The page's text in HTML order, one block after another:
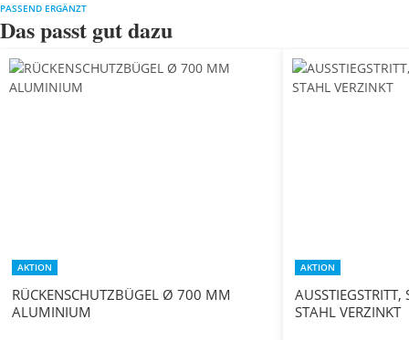
PASSEND ERGÄNZT
Das passt gut dazu
AKTION
RÜCKENSCHUTZBÜGEL Ø 700 MM
ALUMINIUM
AKTION
STAHL VERZINKT